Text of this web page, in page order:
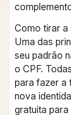
Como tirar a
Uma das
seu padrão
o CPF.
para fazer a
nova
gratuita